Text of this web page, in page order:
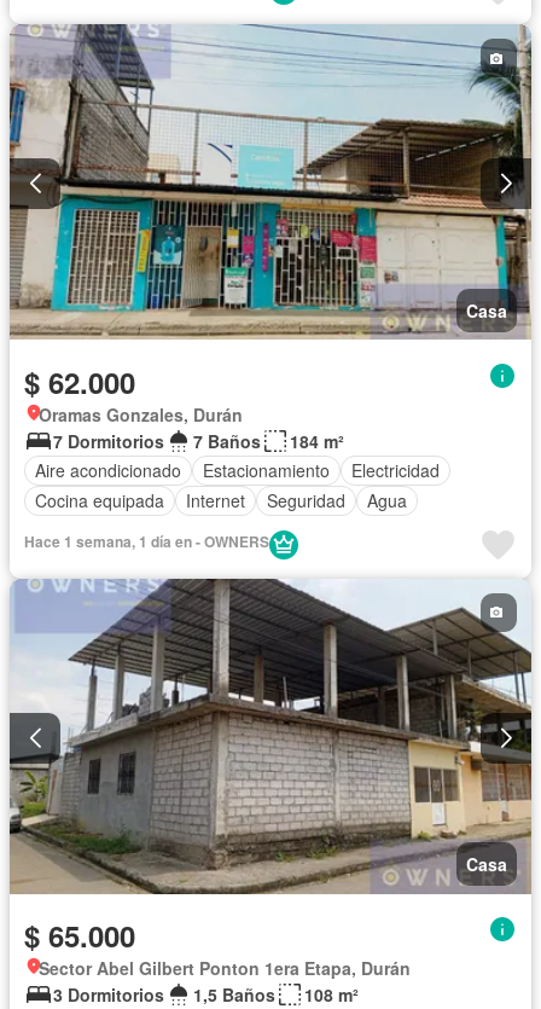
Casa
$ 62.000
Oramas Gonzales, Durán
7 Dormitorios
7 Baños
184 m²
Aire acondicionado
Estacionamiento
Electricidad
Cocina equipada
Internet Seguridad Agua
Hace 1 semana, 1 día en - OWNERS
Casa
$ 65.000
Sector Abel Gilbert Ponton 1era Etapa, Durán
3 Dormitorios
1,5 Baños
108 m²